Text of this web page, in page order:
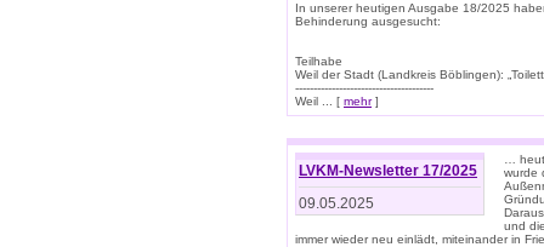
In unserer heutigen Ausgabe 18/2025
Behinderung ausgesucht:
Teilhabe
Weil der Stadt (Landkreis Böblingen):
--------------------------------------
Weil ... [ mehr]
LVKM-Newsletter 17/2025
09.05.2025
…
wurde
und
immer wieder neu einlädt, miteinander in